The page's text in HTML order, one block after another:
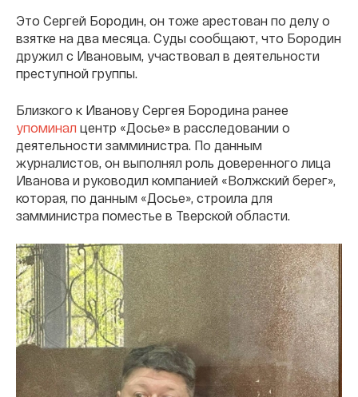
Это Сергей Бородин, он тоже арестован по делу о
взятке на два месяца. Суды сообщают, что Бородин
дружил с Ивановым, участвовал в деятельности
преступной группы.
Близкого к Иванову Сергея Бородина ранее
упоминал центр «Досье» в расследовании о
деятельности замминистра. По данным
журналистов, он выполнял роль доверенного лица
Иванова и руководил компанией «Волжский берег»,
которая, по данным «Досье», строила для
замминистра поместье в Тверской области.